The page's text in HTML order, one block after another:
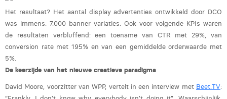
Het resultaat? Het aantal display advertenties ontwikkeld door DCO
was immens: 7.000 banner variaties. Ook voor volgende KPIs waren
de resultaten verbluffend: een toename van CTR met 29%, van
conversion rate met 195% en van een gemiddelde orderwaarde met
5%.
De keerzijde van het nieuwe creatieve paradigma
David Moore, voorzitter van WPP, vertelt in een interview met Beet.TV: